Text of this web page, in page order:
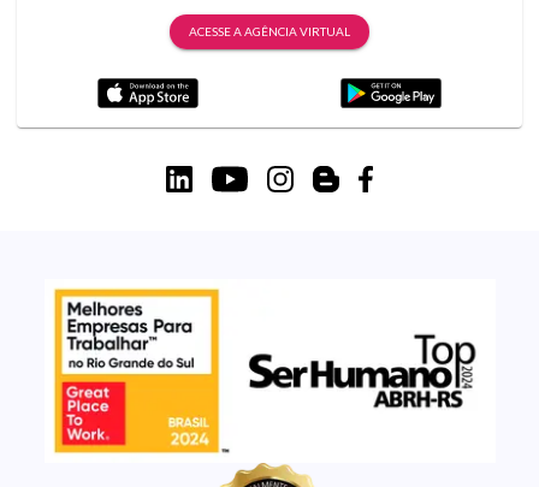
ACESSE A AGÊNCIA VIRTUAL